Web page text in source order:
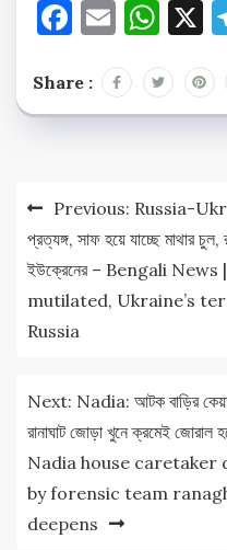
Facebook
EmailX
Share :
Post
navigation
Previous: Russia-
প্রত্যঙ্গ, সাফ হয়ে যাচ্ছে মাথার
ইউক্রেনের – Bengali
mutilated, Ukraine’s
Russia
Next: Nadia: আটক বাড়ির
রানাঘাট জোড়া খুনে ক্রমেই
Nadia house caretaker
by forensic team
deepens